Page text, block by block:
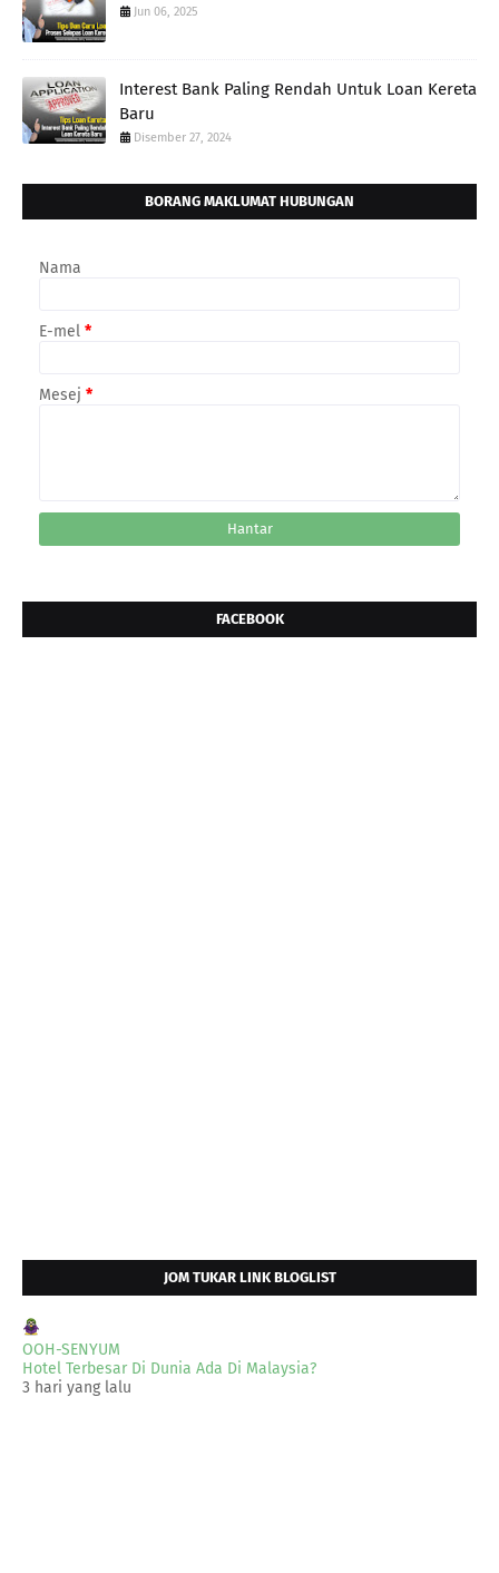
Jun 06, 2025
Interest Bank Paling Rendah Untuk Loan Kereta
Baru
Disember 27, 2024
BORANG MAKLUMAT HUBUNGAN
Nama
E-mel *
Mesej *
FACEBOOK
JOM TUKAR LINK BLOGLIST
OOH-SENYUM
Hotel Terbesar Di Dunia Ada Di Malaysia?
3 hari yang lalu